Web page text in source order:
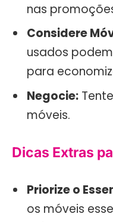
nas
Considere
usados
para
Negocie:
móveis.
Dicas Extras
Priorize o
os móveis